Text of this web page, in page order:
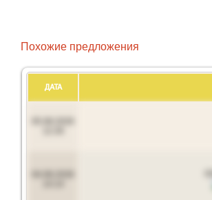
Похожие предложения
ДАТА